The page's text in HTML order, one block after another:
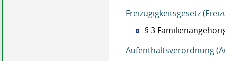
Freizügigkeitsgesetz
§ 3
Aufenthaltsverordnung